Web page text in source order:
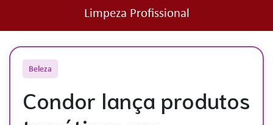
Limpeza Profissional
Beleza
Condor lança produtos